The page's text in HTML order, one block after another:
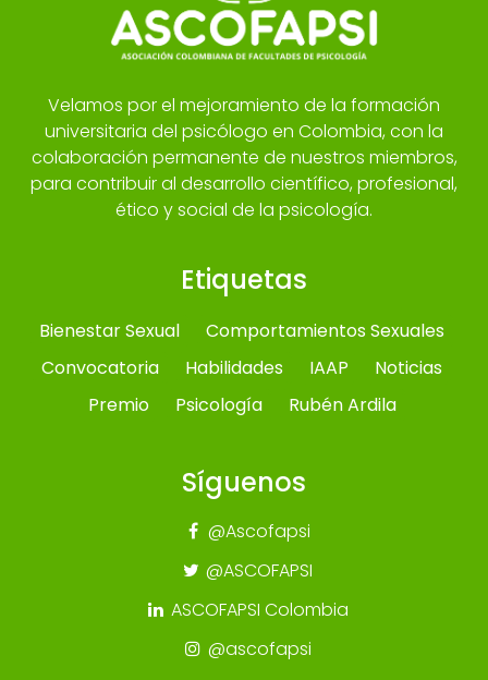
Velamos por el mejoramiento de la formación
universitaria del psicólogo en Colombia, con la
colaboración permanente de nuestros miembros,
para contribuir al desarrollo científico, profesional,
ético y social de la psicología.
Etiquetas
Bienestar Sexual
Comportamientos Sexuales
Convocatoria
Habilidades IAAP
Noticias
Premio
Psicología Rubén Ardila
Síguenos
@Ascofapsi
@ASCOFAPSI
ASCOFAPSI Colombia
@ascofapsi